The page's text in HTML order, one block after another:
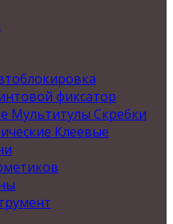
фиксатор
Мультитулы Скребки
Клеевые